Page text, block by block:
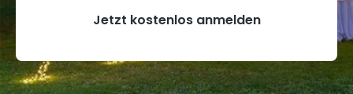
Jetzt kostenlos anmelden